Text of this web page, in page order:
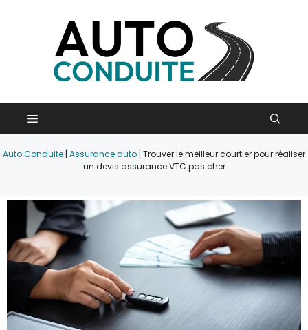
Menu
Auto Conduite | Assurance auto | Trouver le meilleur courtier pour réaliser
un devis assurance VTC pas cher